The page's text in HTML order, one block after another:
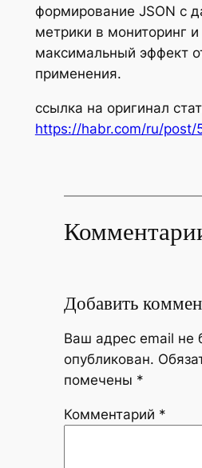
формирование JSON с
метрики в мониторинг и
максимальный эффект
применения.
ссылка на оригинал
https://habr.com/ru/post/
Добавить
Ваш адрес email не
опубликован.
помечены *
Комментарий *